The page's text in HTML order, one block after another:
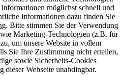
möglichst schnell und
Informationen dazu finden Sie
. Bitte stimmen Sie der Verwendung
Marketing-Technologien (z.B. für
um unsere Website in vollem
Sie Ihre Zustimmung nicht erteilen,
sowie Sicherheits-Cookies
dieser Webseite unabdingbar.